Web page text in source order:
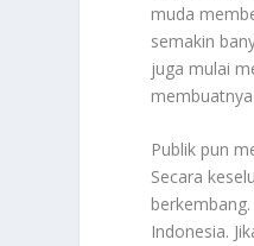
muda
semakin
juga mulai
Publik pun
Secara
Indonesia.